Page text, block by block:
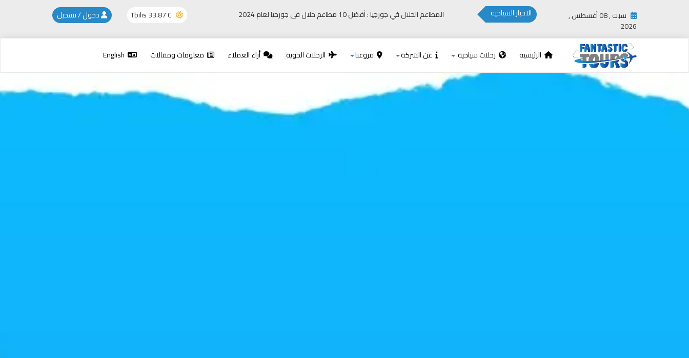
سبت , 08 أغسطس ,
2026
الاخبار السياحية المطاعم الحلال في جورجيا : أفضل 10 مطاعم حلال فى جورجيا لعام 2024 Tbilis33.87 C دخول / تسجيل
الرئيسية رحلات سياحية عن الشركة فروعنا الرحلات الجوية أراء العملاء معلومات ومقالات